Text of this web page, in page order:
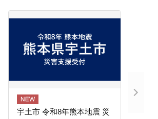
宇土市 令和8年熊本地震 災